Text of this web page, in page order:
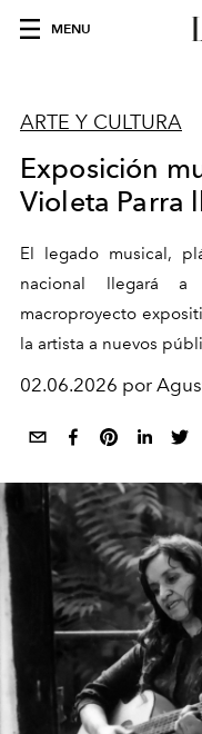
MENU
ARTE Y CULTURA
Exposición
Violeta Parra
El legado musical,
nacional llegará
macroproyecto
la artista a nuevos
02.06.2026 por